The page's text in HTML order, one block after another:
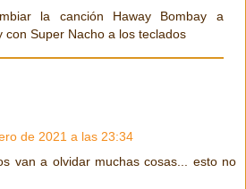
la canción Haway Bombay a
con Super Nacho a los teclados
de 2021 a las 23:34
van a olvidar muchas cosas... esto no